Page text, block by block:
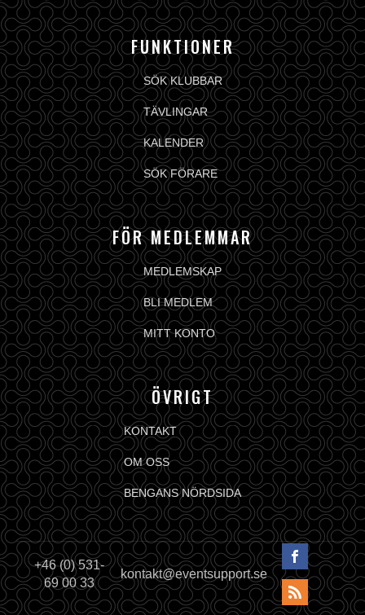
FUNKTIONER
SÖK KLUBBAR
TÄVLINGAR
KALENDER
SÖK FÖRARE
FÖR MEDLEMMAR
MEDLEMSKAP
BLI MEDLEM
MITT KONTO
ÖVRIGT
KONTAKT
OM OSS
BENGANS NÖRDSIDA
+46 (0) 531-
69 00 33
kontakt@eventsupport.se